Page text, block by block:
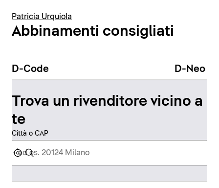
Patricia Urquiola
Abbinamenti consigliati
D-Code D-Neo
Trova un rivenditore vicino a
te
Città o CAP